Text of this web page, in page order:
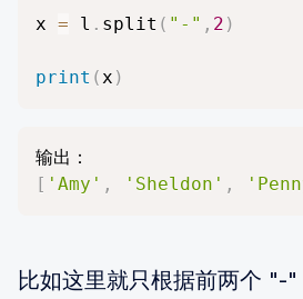
x = l . split ( "-" , 2 )
print (x )
[ 'Amy' , 'Sheldon' ,
比如这里就只根据前两个 "-